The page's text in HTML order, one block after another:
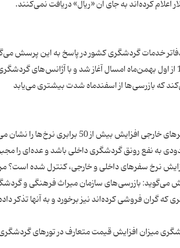
خدمات گردشگری کشور در پاسخ به این پرسش
گردشگری برای نوروز 1392 از اول بهمن‌ماه امسال آغاز شد و با
مقایسه برخی نرخ‌های سفرهای خارجی
به نفع رونق گردشگری داخلی باشد و عده‌ای را
نرخ سفرهای داخلی و خارجی، کنترل شده است؟
گران فروشی کرده‌اند نیز برخورد و به آنها تذکر